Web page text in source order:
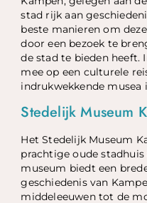
stad rijk aan
beste manieren om
door een bezoek te
de stad te bieden heeft.
mee op een culturele
indrukwekkende musea
Stedelijk Museum
Het Stedelijk Museum
prachtige oude
museum biedt een
geschiedenis van
middeleeuwen tot de